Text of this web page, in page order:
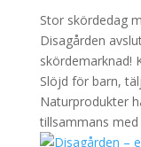
Stor skördedag
Disagården
skördemarknad!
Slöjd för barn,
Naturprodukter
tillsammans med